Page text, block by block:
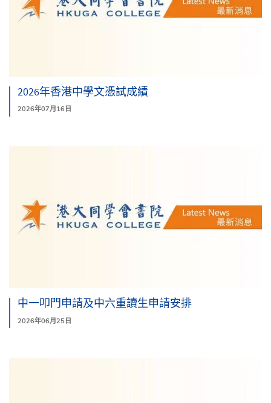
2026年香港中學文憑試成績
2026年07月16日
中一叩門申請及中六重讀生申請安排
2026年06月25日